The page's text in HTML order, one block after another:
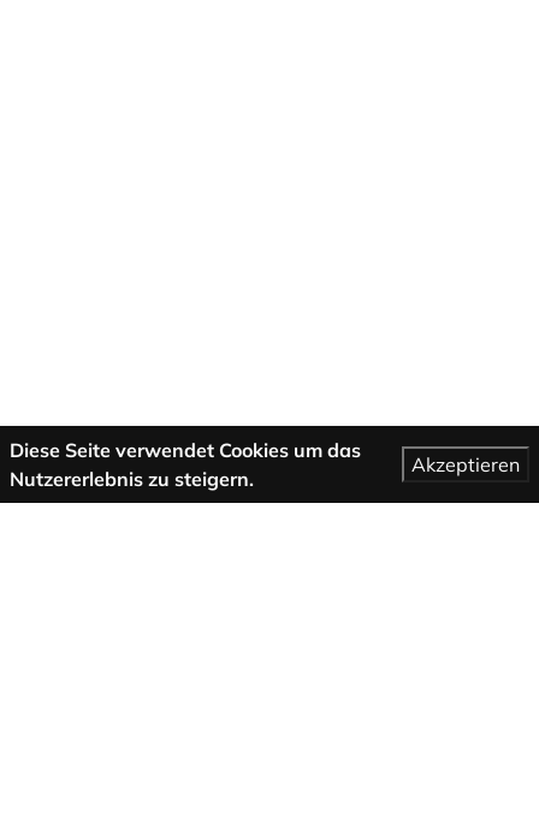
Diese Seite verwendet Cookies um das
Nutzererlebnis zu steigern.
Akzeptieren